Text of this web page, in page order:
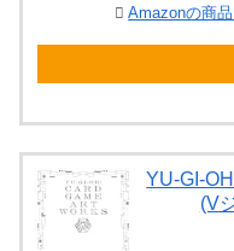
Amazonの商
(V